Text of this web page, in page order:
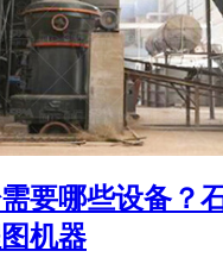
要哪些设备？
机器